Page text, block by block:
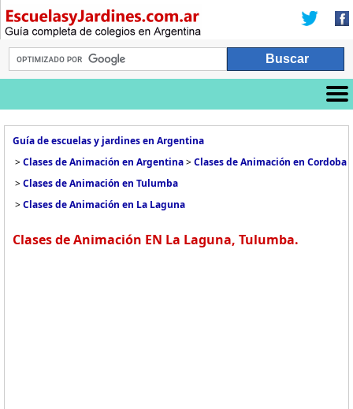
Guía de escuelas y jardines en Argentina
>Clases de Animación en Argentina>Clases de Animación en Cordoba
>Clases de Animación en Tulumba
>Clases de Animación en La Laguna
Clases de Animación EN La Laguna, Tulumba.